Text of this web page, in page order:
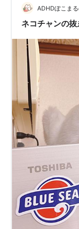
の出来事だった
ADHDぽこま
ネコチャンの抜